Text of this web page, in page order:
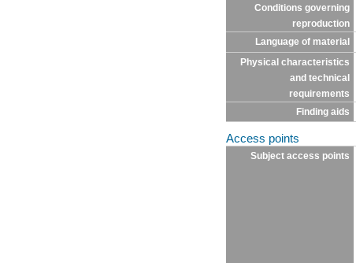
Conditions governing
reproduction
Language of material
Physical characteristics
and technical
requirements
Finding aids
Access points
Subject access points